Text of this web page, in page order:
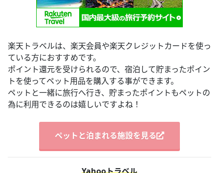
楽天トラベルは、楽天会員や楽天クレジットカードを使っ
ている方におすすめです。
ポイント還元を受けられるので、宿泊して貯まったポイン
トを使ってペット用品を購入する事ができます。
ペットと一緒に旅行へ行き、貯まったポイントもペットの
為に利用できるのは嬉しいですよね！
ペットと泊まれる施設を見る